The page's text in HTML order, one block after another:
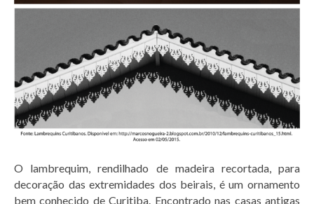
O lambrequim, rendilhado de madeira recortada, para
decoração das extremidades dos beirais, é um ornamento
bem conhecido de Curitiba. Encontrado nas casas antigas